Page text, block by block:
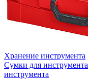
Хранение инструмента
Сумки для инструмента
инструмента